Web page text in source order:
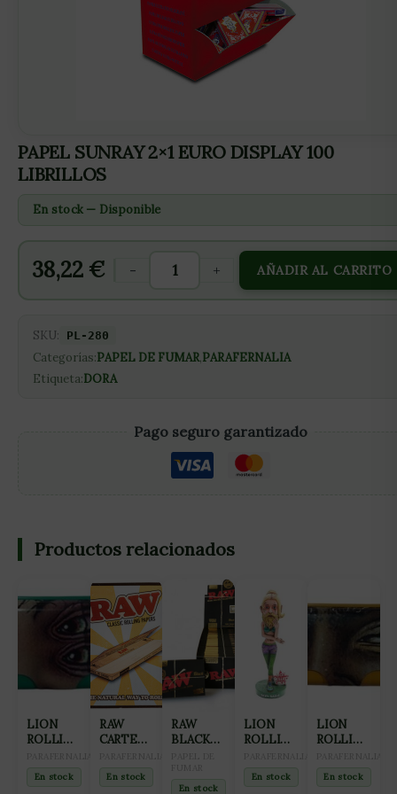
PAPEL SUNRAY 2×1 EURO DISPLAY 100
LIBRILLOS
En stock — Disponible
38,22 € - + AÑADIR AL CARRITO
SKU: PL-280
Categorías:PAPEL DE FUMAR,PARAFERNALIA
Etiqueta:DORA
Pago seguro garantizado
Productos relacionados
LION
ROLLING
PORTALIBRILLOS
METAL
En stock
RAW
CARTEL
RETRO
En stock
RAW
BLACK
DOUBLE
En stock
LION
ROLLING
FIGURA
RESINA
En stock
LION
ROLLING
METAL
En stock